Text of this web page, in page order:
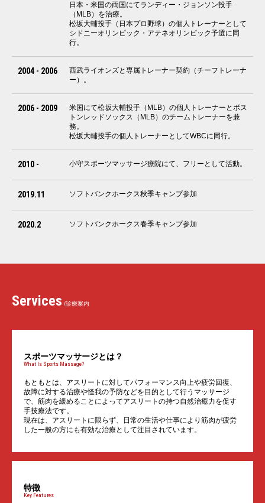
日本・米国の両国にてランディー・ジョンソン投手
（MLB）を治療。
松坂大輔投手（日本プロ野球）の個人トレーナーとして
シドニーオリンピック・アテネオリンピック予選に同
行。
2004 - 2006
西武ライオンズと専属トレーナー契約（チーフトレーナ
ー）。
2006 - 2009
米国にて松坂大輔投手（MLB）の個人トレーナーとボス
トンレッドソックス（MLB）のチームトレーナーを兼
務。
松坂大輔投手の個人トレーナーとしてWBCに同行。
2010 - 小守スポーツマッサージ療院にて、フリーとして活動。
2019.11 ソフトバンクホークス秋季キャンプ参加
2020.2 ソフトバンクホークス春季キャンプ参加
Services /診療案内
スポーツマッサージとは？
What Is Sports Massage?
もともとは、アスリートに対してパフォーマンス向上や疲労回復、
故障に対する治療や怪我の予防などを目的として行うマッサージ
で、筋肉を緩めることによってアスリートの持つ自然治癒力を促す
手技療法です。
現在は、アスリートに限らず、日常の生活や仕事により筋肉が疲労
した一般の方にも有効な治療として注目されています。
特徴
Key Features